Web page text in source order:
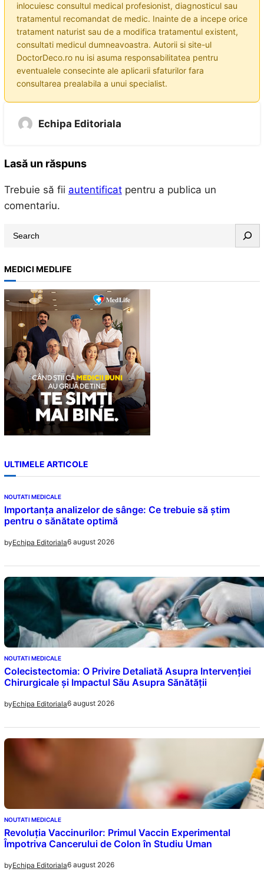
inlocuiesc consultul medical profesionist, diagnosticul sau
tratamentul recomandat de medic. Inainte de a incepe orice
tratament naturist sau de a modifica tratamentul existent,
consultati medicul dumneavoastra. Autorii si site-ul
DoctorDeco.ro nu isi asuma responsabilitatea pentru
eventualele consecinte ale aplicarii sfaturilor fara
consultarea prealabila a unui specialist.
Echipa Editoriala
Lasă un răspuns
Trebuie să fii autentificatpentru a publica un
comentariu.
a
r
c
h
MEDICI MEDLIFE
ULTIMELE ARTICOLE
NOUTATI MEDICALE
Importanța analizelor de sânge: Ce trebuie să știm
pentru o sănătate optimă
byEchipa Editoriala6 august 2026
NOUTATI MEDICALE
Colecistectomia: O Privire Detaliată Asupra Intervenției
Chirurgicale și Impactul Său Asupra Sănătății
byEchipa Editoriala6 august 2026
NOUTATI MEDICALE
Revoluția Vaccinurilor: Primul Vaccin Experimental
Împotriva Cancerului de Colon în Studiu Uman
byEchipa Editoriala6 august 2026